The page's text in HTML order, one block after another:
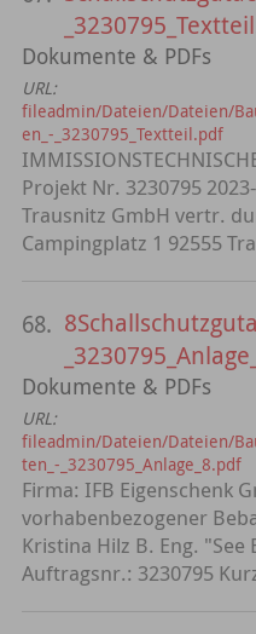
Dokumente & PDFs
URL:
fileadmin/Dateien/Dateien/
en_-_3230795_Textteil.pdf
Projekt Nr. 3230795
Trausnitz GmbH vertr.
Campingplatz 1 92555
68.
Dokumente & PDFs
URL:
fileadmin/Dateien/Dateien/
ten_-_3230795_Anlage_8.pdf
Firma: IFB Eigenschenk
vorhabenbezogener
Kristina Hilz B. Eng.
Auftragsnr.: 3230795